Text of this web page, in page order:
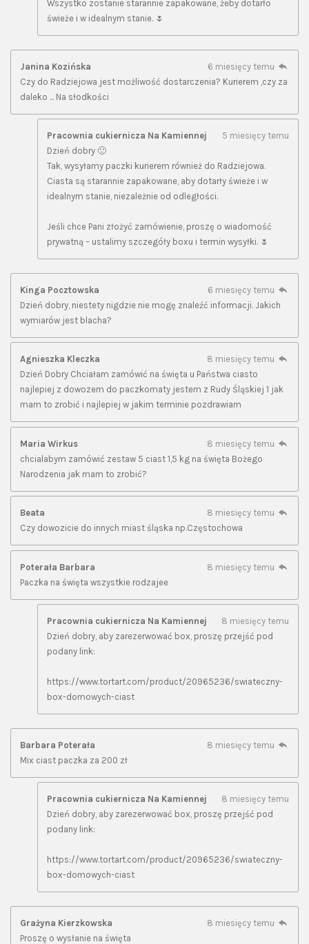
Wszystko zostanie starannie zapakowane, żeby dotarło
świeże i w idealnym stanie. 🌷
Janina Kozińska
6 miesięcy temu
Czy do Radziejowa jest możliwość dostarczenia? Kurierem ,czy za
daleko ... Na słodkości
Pracownia cukiernicza Na Kamiennej
5 miesięcy temu
Dzień dobry 🙂
Tak, wysyłamy paczki kurierem również do Radziejowa.
Ciasta są starannie zapakowane, aby dotarły świeże i w
idealnym stanie, niezależnie od odległości.
Jeśli chce Pani złożyć zamówienie, proszę o wiadomość
prywatną – ustalimy szczegóły boxu i termin wysyłki. 🌷
Kinga Pocztowska
6 miesięcy temu
Dzień dobry, niestety nigdzie nie mogę znaleźć informacji. Jakich
wymiarów jest blacha?
Agnieszka Kleczka
8 miesięcy temu
Dzień Dobry Chciałam zamówić na święta u Państwa ciasto
najlepiej z dowozem do paczkomaty jestem z Rudy Śląskiej 1 jak
mam to zrobić i najlepiej w jakim terminie pozdrawiam
Maria Wirkus
8 miesięcy temu
chcialabym zamówić zestaw 5 ciast 1,5 kg na święta Bożego
Narodzenia jak mam to zrobić?
Beata
8 miesięcy temu
Czy dowozicie do innych miast śląska np.Częstochowa
Poterała Barbara
8 miesięcy temu
Paczka na święta wszystkie rodzajee
Pracownia cukiernicza Na Kamiennej
8 miesięcy temu
Dzień dobry, aby zarezerwować box, proszę przejść pod
podany link:
https://www.tortart.com/product/20965236/swiateczny-
box-domowych-ciast
Barbara Poterała
8 miesięcy temu
Mix ciast paczka za 200 zł
Pracownia cukiernicza Na Kamiennej
8 miesięcy temu
Dzień dobry, aby zarezerwować box, proszę przejść pod
podany link:
https://www.tortart.com/product/20965236/swiateczny-
box-domowych-ciast
Grażyna Kierzkowska
8 miesięcy temu
Proszę o wysłanie na święta